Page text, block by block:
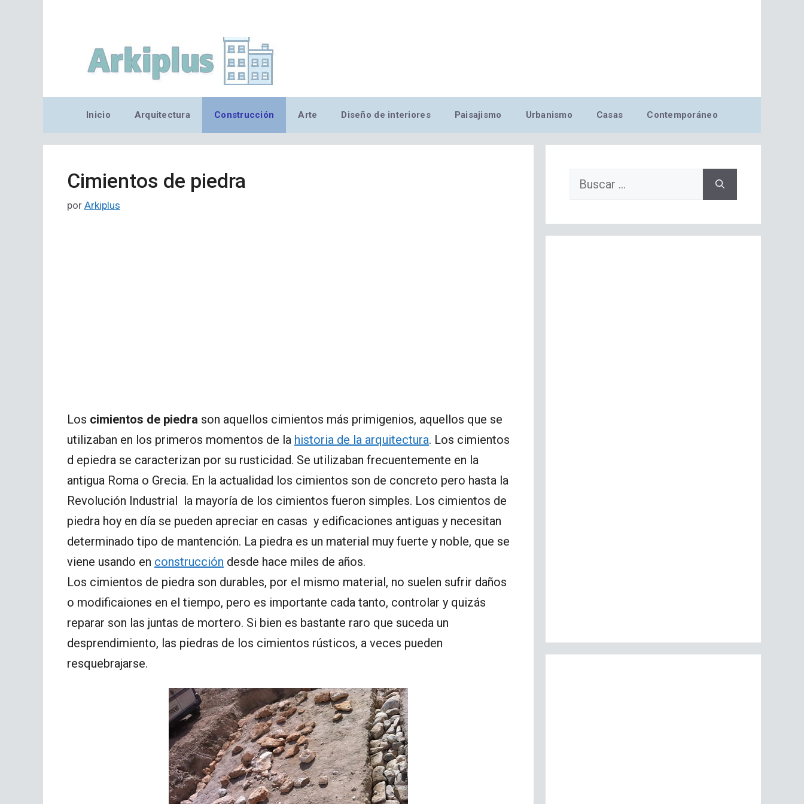
Inicio Arquitectura Construcción Arte Diseño de interiores Paisajismo Urbanismo Casas Contemporáneo
Cimientos de piedra
por Arkiplus
Los cimientos de piedra son aquellos cimientos más primigenios, aquellos que se
utilizaban en los primeros momentos de la historia de la arquitectura. Los cimientos
d epiedra se caracterizan por su rusticidad. Se utilizaban frecuentemente en la
antigua Roma o Grecia. En la actualidad los cimientos son de concreto pero hasta la
Revolución Industrial la mayoría de los cimientos fueron simples. Los cimientos de
piedra hoy en día se pueden apreciar en casas y edificaciones antiguas y necesitan
determinado tipo de mantención. La piedra es un material muy fuerte y noble, que se
viene usando en construcción desde hace miles de años.
Los cimientos de piedra son durables, por el mismo material, no suelen sufrir daños
o modificaiones en el tiempo, pero es importante cada tanto, controlar y quizás
reparar son las juntas de mortero. Si bien es bastante raro que suceda un
desprendimiento, las piedras de los cimientos rústicos, a veces pueden
resquebrajarse.
Buscar: